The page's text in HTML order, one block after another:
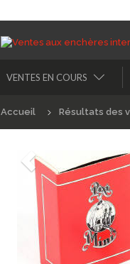
VENTES EN COURS
Accueil Résultats des
Précédént